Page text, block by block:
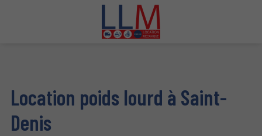
Location poids lourd à Saint-
Denis